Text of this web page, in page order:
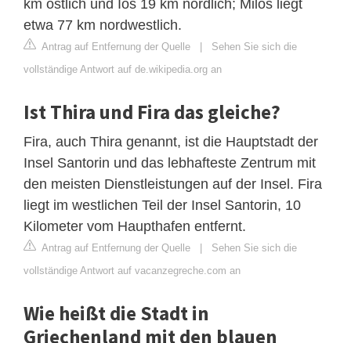
km östlich und Ios 19 km nördlich; Milos liegt
etwa 77 km nordwestlich.
Antrag auf Entfernung der Quelle | Sehen Sie sich die
vollständige Antwort auf de.wikipedia.org an
Ist Thira und Fira das gleiche?
Fira, auch Thira genannt, ist die Hauptstadt der
Insel Santorin und das lebhafteste Zentrum mit
den meisten Dienstleistungen auf der Insel. Fira
liegt im westlichen Teil der Insel Santorin, 10
Kilometer vom Haupthafen entfernt.
Antrag auf Entfernung der Quelle | Sehen Sie sich die
vollständige Antwort auf vacanzegreche.com an
Wie heißt die Stadt in
Griechenland mit den blauen